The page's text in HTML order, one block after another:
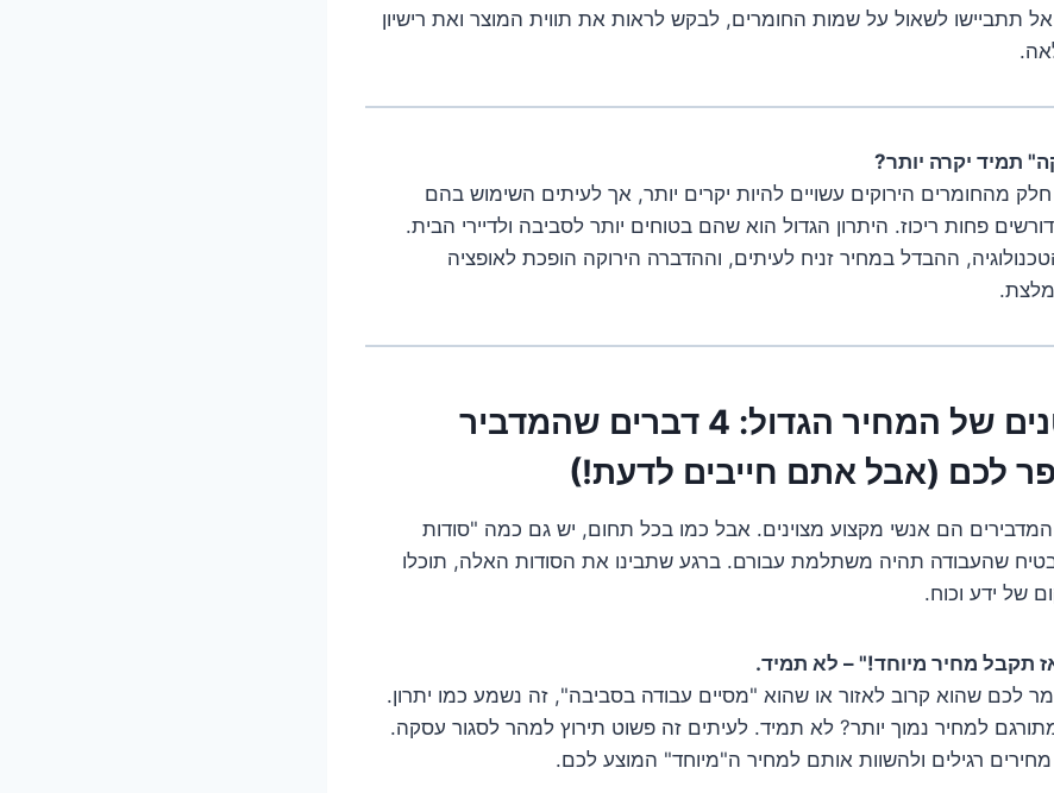
תתביישו לשאול על שמות החומרים, לבקש לראות את תווית המוצר ואת רישיון
תמיד יקרה יותר?
מהחומרים הירוקים עשויים להיות יקרים יותר, אך לעיתים השימוש בהם
פחות ריכוז. היתרון הגדול הוא שהם בטוחים יותר לסביבה ולדיירי הבית.
ההבדל במחיר זניח לעיתים, וההדברה הירוקה הופכת לאופציה
הסודות הקטנים של המחיר הגדול: 4 דברים שהמדביר
לכם (אבל אתם חייבים לדעת!)
הם אנשי מקצוע מצוינים. אבל כמו בכל תחום, יש גם כמה "סודות
שהעבודה תהיה משתלמת עבורם. ברגע שתבינו את הסודות האלה, תוכלו
של ידע וכוח.
לכם שהוא קרוב לאזור או שהוא "מסיים עבודה בסביבה", זה נשמע כמו יתרון.
למחיר נמוך יותר? לא תמיד. לעיתים זה פשוט תירוץ למהר לסגור עסקה.
רגילים ולהשוות אותם למחיר ה"מיוחד" המוצע לכם.